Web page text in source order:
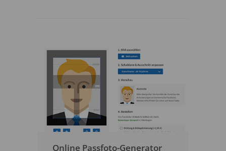
Online Passfoto-Generator